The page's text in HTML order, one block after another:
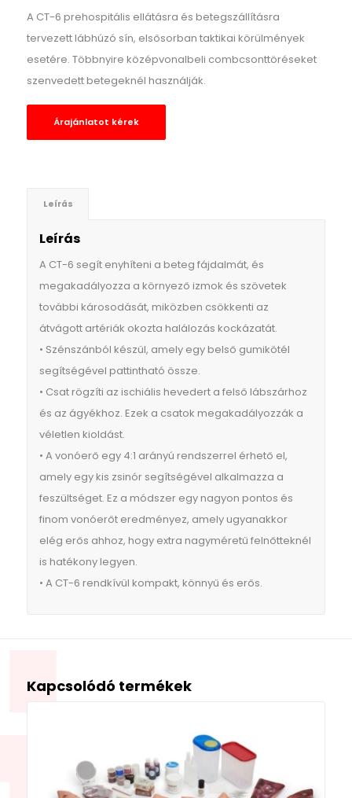
A CT-6 prehospitális ellátásra és betegszállításra
tervezett lábhúzó sín, elsősorban taktikai körülmények
esetére. Többnyire középvonalbeli combcsonttöréseket
szenvedett betegeknél használják.
Árajánlatot kérek
Leírás
Leírás
A CT-6 segít enyhíteni a beteg fájdalmát, és
megakadályozza a környező izmok és szövetek
további károsodását, miközben csökkenti az
átvágott artériák okozta halálozás kockázatát.
• Szénszánból készül, amely egy belső gumikötél
segítségével pattintható össze.
• Csat rögzíti az ischiális hevedert a felső lábszárhoz
és az ágyékhoz. Ezek a csatok megakadályozzák a
véletlen kioldást.
• A vonóerő egy 4:1 arányú rendszerrel érhető el,
amely egy kis zsinór segítségével alkalmazza a
feszültséget. Ez a módszer egy nagyon pontos és
finom vonóerőt eredményez, amely ugyanakkor
elég erős ahhoz, hogy extra nagyméretű felnőtteknél
is hatékony legyen.
• A CT-6 rendkívül kompakt, könnyű és erős.
Kapcsolódó termékek